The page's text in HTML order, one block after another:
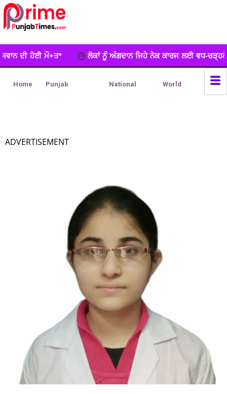
ਨੂੂੰ ਅੰਗਦਾਨ ਜਿਹੇ ਨੇਕ ਕਾਰਜ ਲਈ ਵਧ-ਚੜ੍ਹਕੇ ਅੱਗੇ ਆਉਣਾ ਚਾਹੀਦਾਐ : ਡਾ.
Home Punjab National World
ADVERTISEMENT